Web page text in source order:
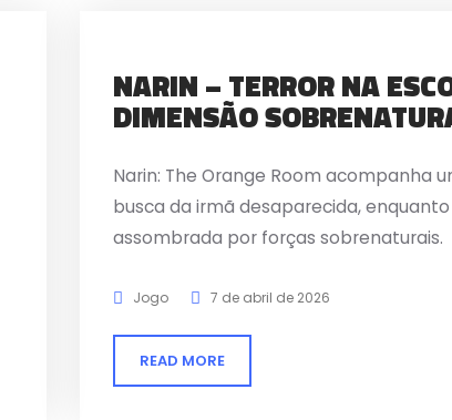
NARIN – TERROR NA
DIMENSÃO
Narin: The Orange Room acompanha
busca da irmã desaparecida,
assombrada por forças sobrenaturais.
Jogo 7 de abril de 2026
READ MORE